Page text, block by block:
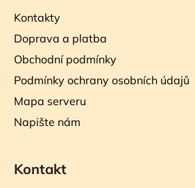
Kontakty
Doprava a platba
Obchodní podmínky
Podmínky ochrany osobních údajů
Mapa serveru
Napište nám
Kontakt